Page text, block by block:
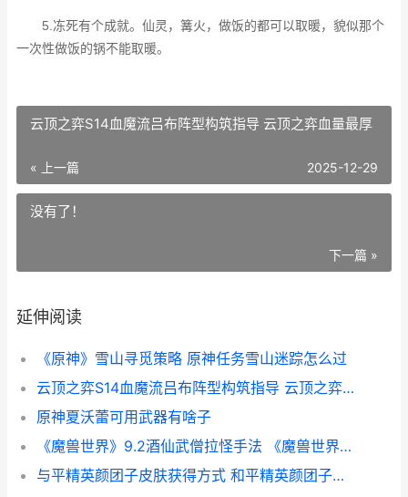
5.冻死有个成就。仙灵，篝火，做饭的都可以取暖，貌似那个
一次性做饭的锅不能取暖。
云顶之弈S14血魔流吕布阵型构筑指导 云顶之弈血量最厚
« 上一篇 2025-12-29
没有了！
下一篇 »
延伸阅读
《原神》雪山寻觅策略 原神任务雪山迷踪怎么过
云顶之弈S14血魔流吕布阵型构筑指导 云顶之弈血量最厚
原神夏沃蕾可用武器有啥子
《魔兽世界》9.2酒仙武僧拉怪手法 《魔兽世界》9.0全部玩具
与平精英颜团子皮肤获得方式 和平精英颜团子所有皮肤